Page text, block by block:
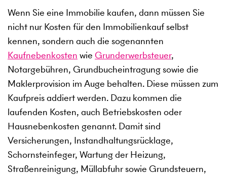
Wenn Sie eine Immobilie kaufen, dann müssen Sie
nicht nur Kosten für den Immobilienkauf selbst
kennen, sondern auch die sogenannten
Kaufnebenkosten wie Grunderwerbsteuer,
Notargebühren, Grundbucheintragung sowie die
Maklerprovision im Auge behalten. Diese müssen zum
Kaufpreis addiert werden. Dazu kommen die
laufenden Kosten, auch Betriebskosten oder
Hausnebenkosten genannt. Damit sind
Versicherungen, Instandhaltungsrücklage,
Schornsteinfeger, Wartung der Heizung,
Straßenreinigung, Müllabfuhr sowie Grundsteuern,